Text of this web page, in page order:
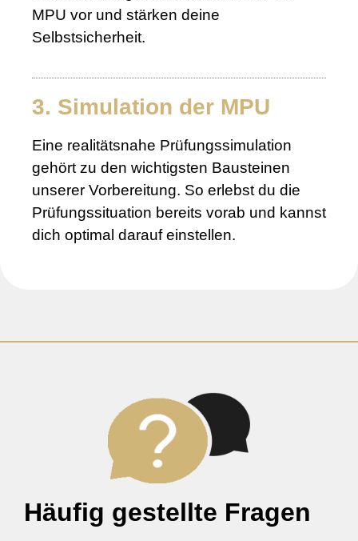
MPU vor und stärken deine
Selbstsicherheit.
3. Simulation der MPU
Eine realitätsnahe Prüfungssimulation
gehört zu den wichtigsten Bausteinen
unserer Vorbereitung. So erlebst du die
Prüfungssituation bereits vorab und kannst
dich optimal darauf einstellen.
Häufig gestellte Fragen